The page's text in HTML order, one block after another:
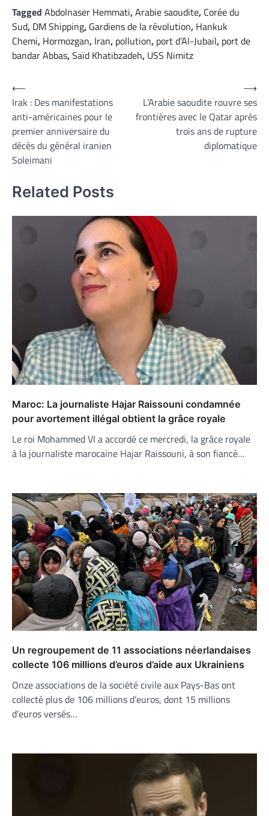
Tagged Abdolnaser Hemmati,Arabie saoudite, Corée du
Sud, DM Shipping, Gardiens de la révolution, Hankuk
Chemi, Hormozgan, Iran, pollution, port d’Al-Jubail, port de
bandar Abbas,Saïd Khatibzadeh, USS Nimitz
Navigation
de
l’article
⟵
Irak : Des manifestations
anti-américaines pour le
premier anniversaire du
décès du général iranien
Soleimani
L’Arabie saoudite rouvre ses
frontières avec le Qatar après
trois ans de rupture
diplomatique
⟶
Related Posts
Maroc: La journaliste Hajar Raissouni condamnée
pour avortement illégal obtient la grâce royale
Le roi Mohammed VI a accordé ce mercredi, la grâce royale
à la journaliste marocaine Hajar Raissouni, à son fiancé…
Un regroupement de 11 associations néerlandaises
collecte 106 millions d’euros d’aide aux Ukrainiens
Onze associations de la société civile aux Pays-Bas ont
collecté plus de 106 millions d’euros, dont 15 millions
d’euros versés…